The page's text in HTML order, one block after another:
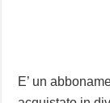
E’ un